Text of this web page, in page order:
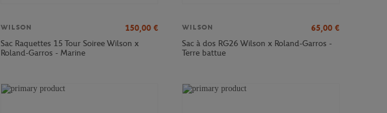
WILSON 150,00 €
Sac Raquettes 15 Tour Soiree Wilson x
Roland-Garros - Marine
WILSON 65,00 €
Sac à dos RG26 Wilson x Roland-Garros -
Terre battue